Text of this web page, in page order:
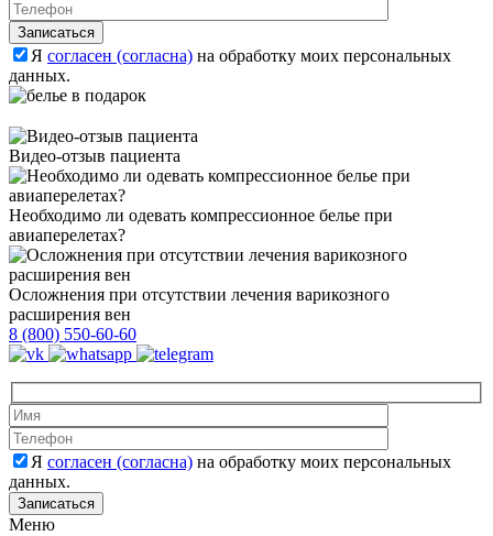
Я согласен (согласна) на обработку моих персональных
данных.
Видео-отзыв пациента
Необходимо ли одевать компрессионное белье при
авиаперелетах?
Осложнения при отсутствии лечения варикозного
расширения вен
8 (800) 550-60-60
Я согласен (согласна) на обработку моих персональных
данных.
Меню